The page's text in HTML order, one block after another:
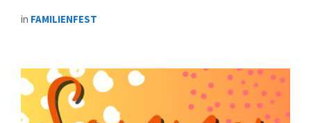
in FAMILIENFEST